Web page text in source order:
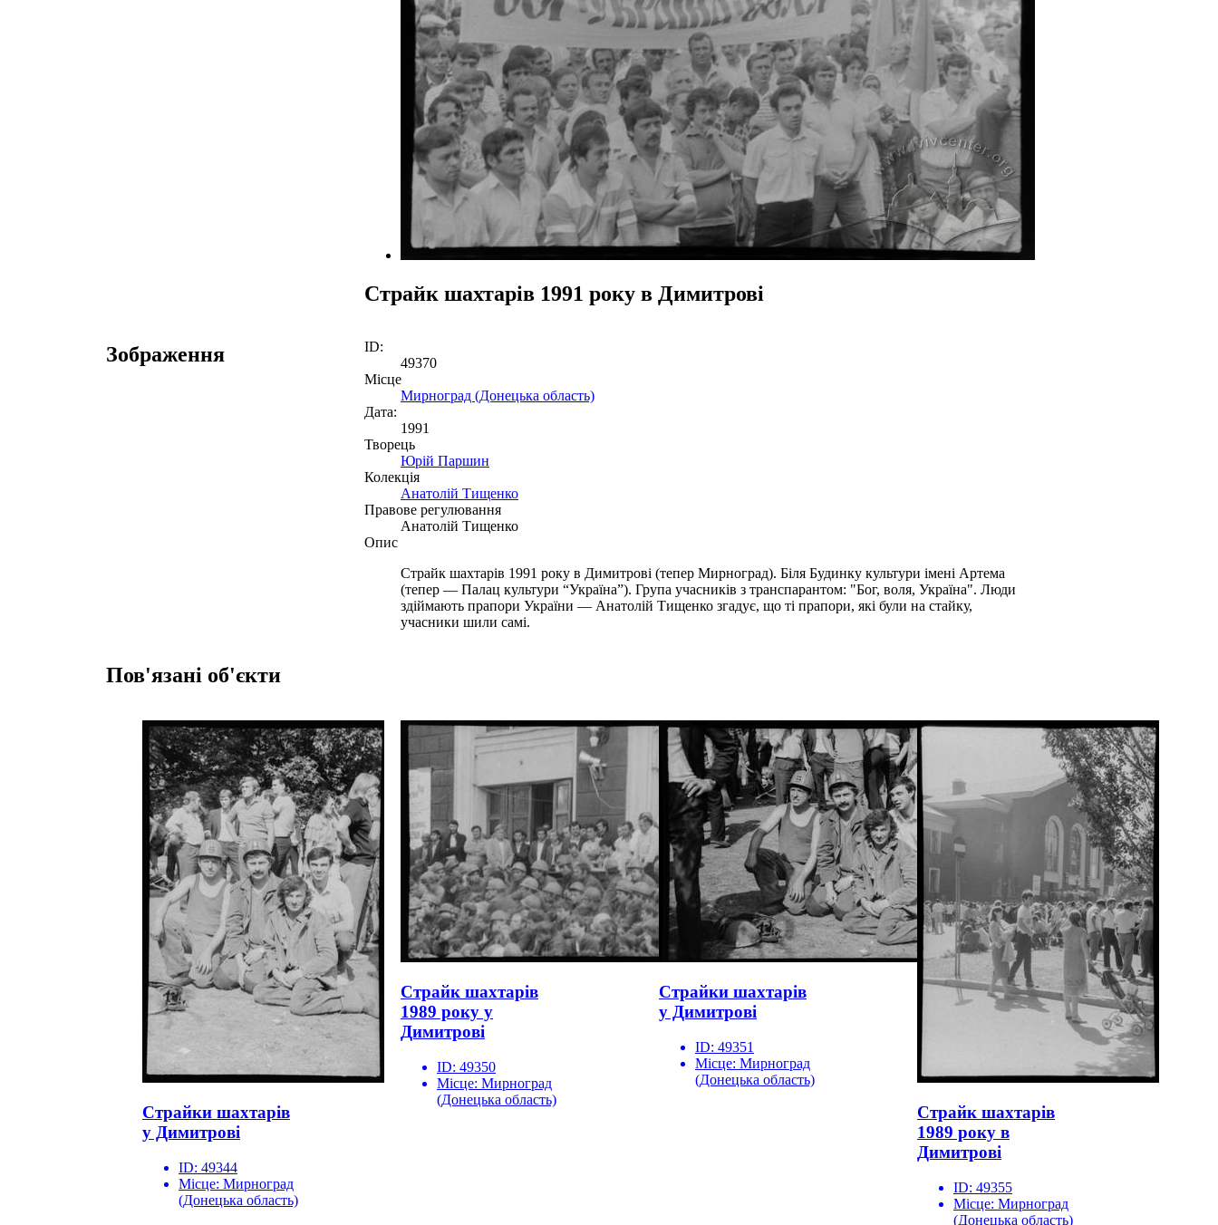
Страйк шахтарів 1991 року в Димитрові
Зображення
ID:
49370
Місце
Мирноград (Донецька область)
Дата:
1991
Творець
Юрій Паршин
Колекція
Анатолій Тищенко
Правове регулювання
Анатолій Тищенко
Опис
Страйк шахтарів 1991 року в Димитрові (тепер Мирноград). Біля Будинку культури імені Артема
(тепер — Палац культури “Україна”). Група учасників з транспарантом: "Бог, воля, Україна". Люди
здіймають прапори України — Анатолій Тищенко згадує, що ті прапори, які були на стайку,
учасники шили самі.
Пов'язані об'єкти
Страйки шахтарів
у Димитрові
ID: 49344
Місце: Мирноград
(Донецька область)
Страйк шахтарів
1989 року у
Димитрові
ID: 49350
Місце: Мирноград
(Донецька область)
Страйки шахтарів
у Димитрові
ID: 49351
Місце: Мирноград
(Донецька область)
Страйк шахтарів
1989 року в
Димитрові
ID: 49355
Місце: Мирноград
(Донецька область)